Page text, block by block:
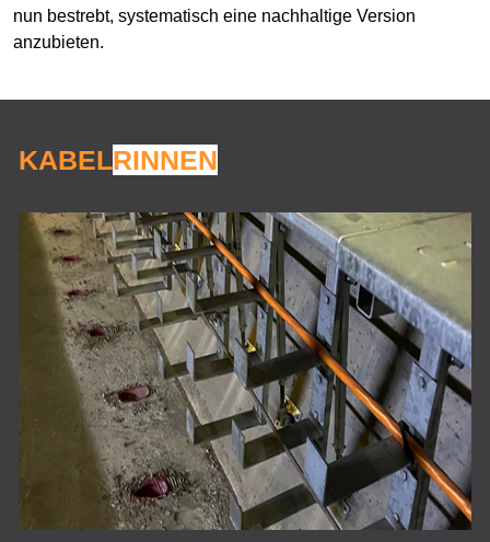
nun bestrebt, systematisch eine nachhaltige Version
anzubieten.
KABELRINNEN